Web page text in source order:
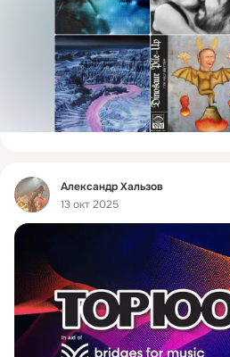
Фид
Александр Хальзов
13 окт 2025